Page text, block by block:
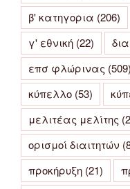
β' κατηγορια (206)
γ' εθνική (22)
επσ φλώρινας (509)
κύπελλο (53)
μελιτέας μελίτης
ορισμοί διαιτητών
προκήρυξη (21)